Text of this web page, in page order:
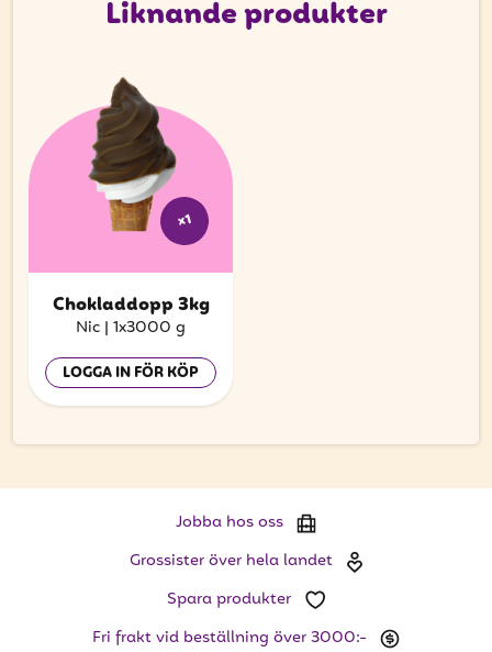
Liknande produkter
x1
Chokladdopp 3kg
Nic | 1x3000 g
LOGGA IN FÖR KÖP
Jobba hos oss
Grossister över hela landet
Spara produkter
Fri frakt vid beställning över 3000:-